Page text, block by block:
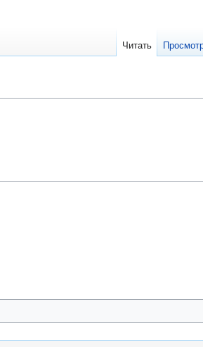
Читать